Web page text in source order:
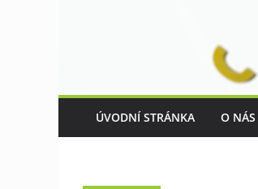
ÚVODNÍ STRÁNKA O NÁS